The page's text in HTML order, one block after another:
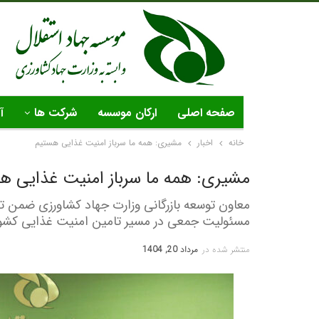
صفحه اصلی ارکان موسسه شرکت ها
خانه اخبار مشیری: همه ما سرباز امنیت غذایی هستیم
مشیری: همه ما سرباز امنیت غذایی
معاون توسعه بازرگانی وزارت جهاد کشاورزی ضمن
مسئولیت جمعی در مسیر تامین امنیت غذایی
منتشر شده در مرداد 20, 1404